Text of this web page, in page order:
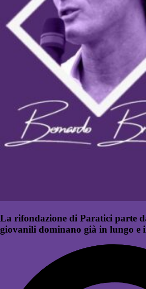
La rifondazione di Paratici parte
giovanili dominano già in lungo e